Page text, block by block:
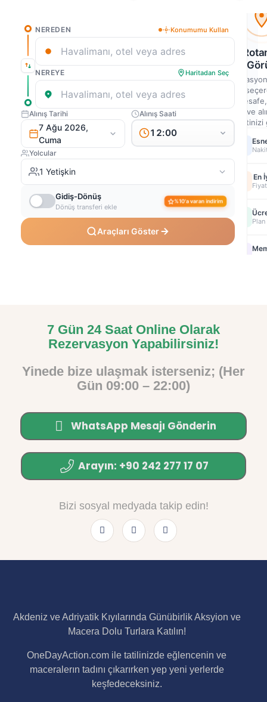
7 Gün 24 Saat Online Olarak
Rezervasyon Yapabilirsiniz!
Yinede bize ulaşmak isterseniz; (Her
Gün 09:00 – 22:00)
WhatsApp Mesajı Gönderin
Arayın: +90 242 277 17 07
Bizi sosyal medyada takip edin!
Akdeniz ve Adriyatik Kıyılarında Günübirlik Aksyion ve
Macera Dolu Turlara Katılın!
OneDayAction.com ile tatilinizde eğlencenin ve
maceralerın tadını çıkarırken yep yeni yerlerde
keşfedeceksiniz.